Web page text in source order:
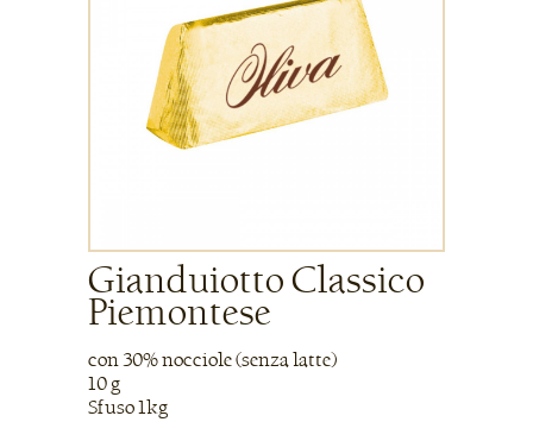
Gianduiotto Classico
Piemontese
con 30% nocciole (senza latte)
10 g
Sfuso 1kg